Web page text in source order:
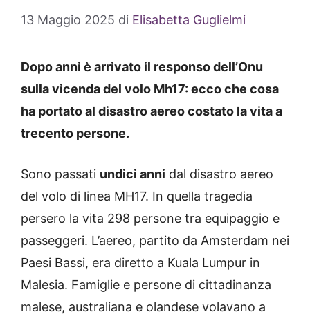
13 Maggio 2025 di Elisabetta Guglielmi
Dopo anni è arrivato il responso dell’Onu
sulla vicenda del volo Mh17: ecco che cosa
ha portato al disastro aereo costato la vita a
trecento persone.
Sono passati undici anni dal disastro aereo
del volo di linea MH17. In quella tragedia
persero la vita 298 persone tra equipaggio e
passeggeri. L’aereo, partito da Amsterdam nei
Paesi Bassi, era diretto a Kuala Lumpur in
Malesia. Famiglie e persone di cittadinanza
malese, australiana e olandese volavano a